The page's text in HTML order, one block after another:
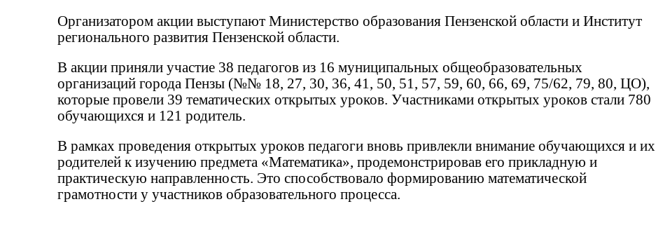
Организатором акции выступают Министерство образования Пензенской области и Институт
регионального развития Пензенской области.
В акции приняли участие 38 педагогов из 16 муниципальных общеобразовательных
организаций города Пензы (№№ 18, 27, 30, 36, 41, 50, 51, 57, 59, 60, 66, 69, 75/62, 79, 80, ЦО),
которые провели 39 тематических открытых уроков. Участниками открытых уроков стали 780
обучающихся и 121 родитель.
В рамках проведения открытых уроков педагоги вновь привлекли внимание обучающихся и их
родителей к изучению предмета «Математика», продемонстрировав его прикладную и
практическую направленность. Это способствовало формированию математической
грамотности у участников образовательного процесса.